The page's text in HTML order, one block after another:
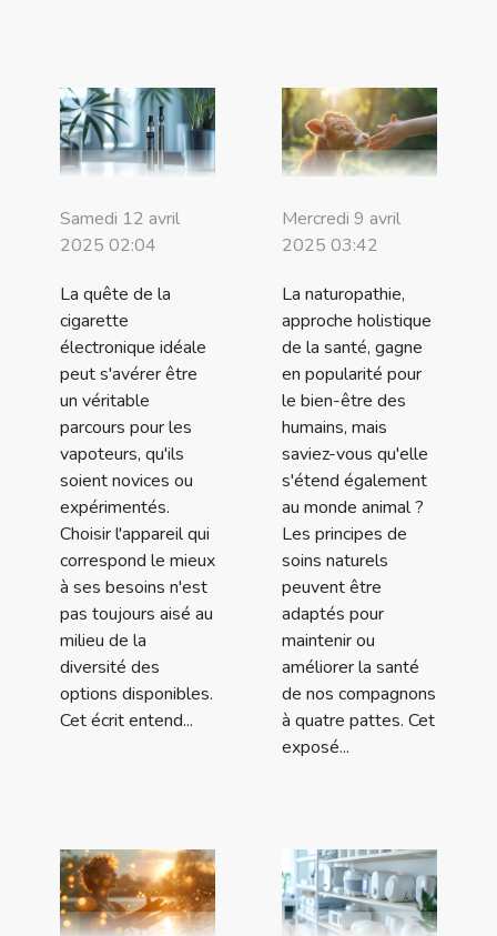
Samedi 12 avril
2025 02:04
La quête de la
cigarette
électronique idéale
peut s'avérer être
un véritable
parcours pour les
vapoteurs, qu'ils
soient novices ou
expérimentés.
Choisir l'appareil qui
correspond le mieux
à ses besoins n'est
pas toujours aisé au
milieu de la
diversité des
options disponibles.
Cet écrit entend...
Mercredi 9 avril
2025 03:42
La naturopathie,
approche holistique
de la santé, gagne
en popularité pour
le bien-être des
humains, mais
saviez-vous qu'elle
s'étend également
au monde animal ?
Les principes de
soins naturels
peuvent être
adaptés pour
maintenir ou
améliorer la santé
de nos compagnons
à quatre pattes. Cet
exposé...